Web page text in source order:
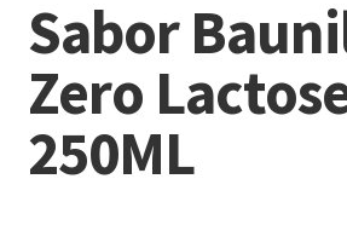
Sabor
Zero
250ML